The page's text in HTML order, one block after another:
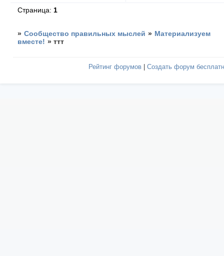
Страница: 1
» Сообщество правильных мыслей » Материализуем
вместе! »ттт
Рейтинг форумов |Создать форум